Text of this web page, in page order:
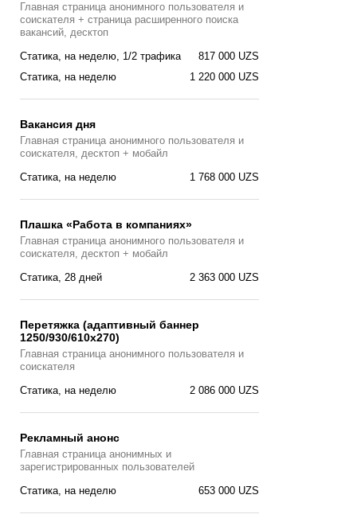
Главная страница анонимного пользователя и
соискателя + страница расширенного поиска
вакансий, десктоп
817 000 UZS
Статика, на неделю, 1/2 трафика
1 220 000 UZS
Статика, на неделю
Вакансия дня
Главная страницa анонимного пользователя и
соискателя, десктоп + мобайл
1 768 000 UZS
Статика, на неделю
Плашка «Работа в компаниях»
Главная страницa анонимного пользователя и
соискателя, десктоп + мобайл
2 363 000 UZS
Статика, 28 дней
Перетяжка (адаптивный баннер
1250/930/610х270)
Главная страницa анонимного пользователя и
соискателя
2 086 000 UZS
Статика, на неделю
Рекламный анонс
Главная страница анонимных и
зарегистрированных пользователей
653 000 UZS
Статика, на неделю